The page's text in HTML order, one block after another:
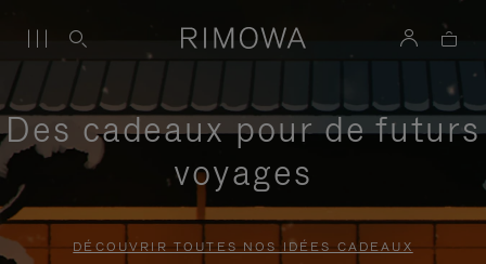
Des cadeaux pour de futurs
voyages
DÉCOUVRIR TOUTES NOS IDÉES CADEAUX